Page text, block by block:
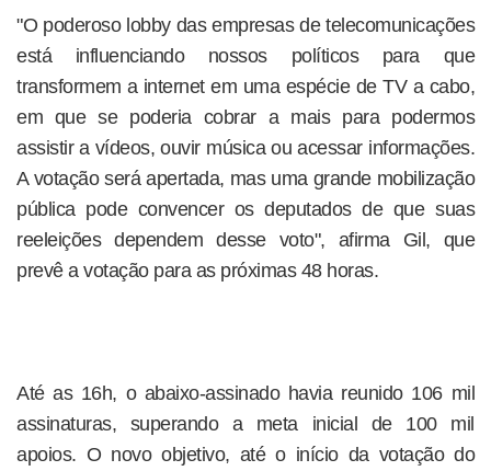
"O poderoso lobby das empresas de telecomunicações
está influenciando nossos políticos para que
transformem a internet em uma espécie de TV a cabo,
em que se poderia cobrar a mais para podermos
assistir a vídeos, ouvir música ou acessar informações.
A votação será apertada, mas uma grande mobilização
pública pode convencer os deputados de que suas
reeleições dependem desse voto", afirma Gil, que
prevê a votação para as próximas 48 horas.
Até as 16h, o abaixo-assinado havia reunido 106 mil
assinaturas, superando a meta inicial de 100 mil
apoios. O novo objetivo, até o início da votação do